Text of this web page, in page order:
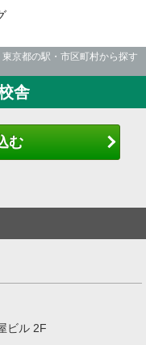
東京都の駅・市区町村から探す
舎
む
ビル 2F